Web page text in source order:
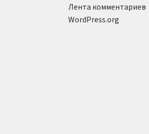
Лента комментариев
WordPress.org